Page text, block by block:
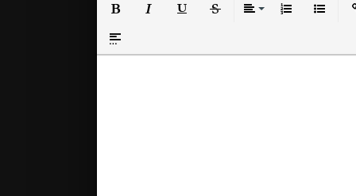
Вставка спойлера